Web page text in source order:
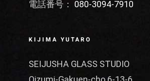
電話番号： 080-3094-7910
KIJIMA YUTARO
SEIJUSHA GLASS STUDIO